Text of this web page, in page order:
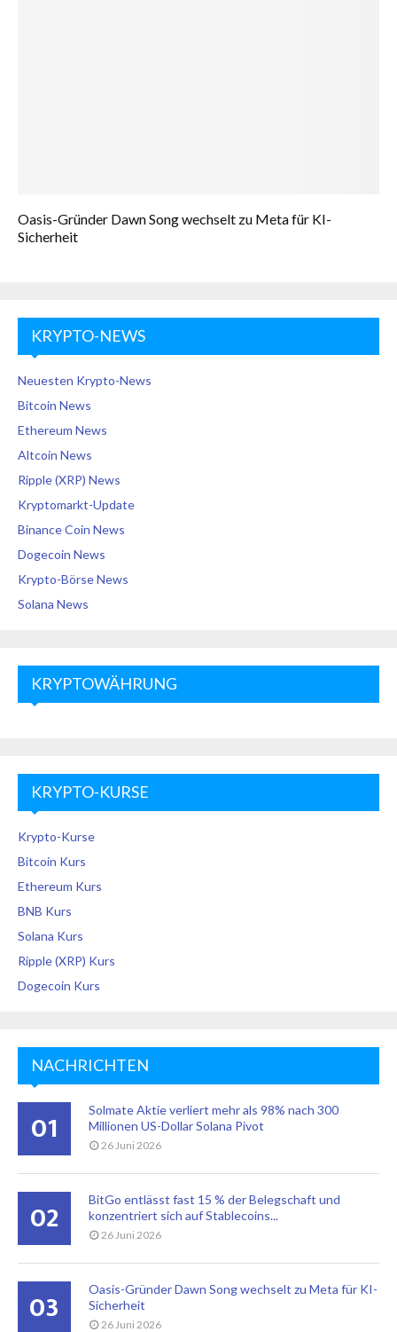
Oasis-Gründer Dawn Song wechselt zu Meta für KI-
Sicherheit
KRYPTO-NEWS
Neuesten Krypto-News
Bitcoin News
Ethereum News
Altcoin News
Ripple (XRP) News
Kryptomarkt-Update
Binance Coin News
Dogecoin News
Krypto-Börse News
Solana News
KRYPTOWÄHRUNG
KRYPTO-KURSE
Krypto-Kurse
Bitcoin Kurs
Ethereum Kurs
BNB Kurs
Solana Kurs
Ripple (XRP) Kurs
Dogecoin Kurs
NACHRICHTEN
01
Solmate Aktie verliert mehr als 98% nach 300
Millionen US-Dollar Solana Pivot
26 Juni 2026
02
BitGo entlässt fast 15 % der Belegschaft und
konzentriert sich auf Stablecoins...
26 Juni 2026
03
Oasis-Gründer Dawn Song wechselt zu Meta für KI-
Sicherheit
26 Juni 2026